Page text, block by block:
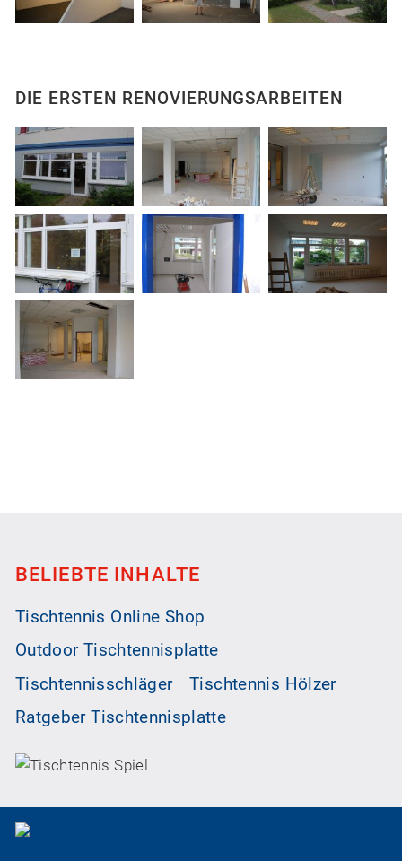
DIE ERSTEN RENOVIERUNGSARBEITEN
BELIEBTE INHALTE
Tischtennis Online Shop
Outdoor Tischtennisplatte
Tischtennisschläger
Tischtennis Hölzer
Ratgeber Tischtennisplatte